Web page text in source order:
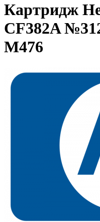
Картридж
CF382A
M476